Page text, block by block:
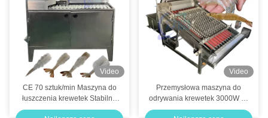
Video
CE 70 sztuk/min Maszyna do
łuszczenia krewetek Stabilna
stal nierdzewna 304
Video
Przemysłowa maszyna do
odrywania krewetek 3000W ze
stali nierdzewnej 304